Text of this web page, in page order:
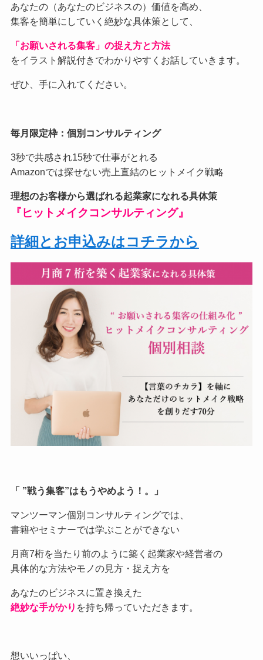
あなたの（あなたのビジネスの）価値を高め、
集客を簡単にしていく絶妙な具体策として、
「お願いされる集客」の捉え方と方法
をイラスト解説付きでわかりやすくお話していきます。
ぜひ、手に入れてください。
毎月限定枠：個別コンサルティング
3秒で共感され15秒で仕事がとれる
Amazonでは探せない売上直結のヒットメイク戦略
理想のお客様から選ばれる起業家になれる具体策
『ヒットメイクコンサルティング』
詳細とお申込みはコチラから
「 ”戦う集客”はもうやめよう！。」
マンツーマン個別コンサルティングでは、
書籍やセミナーでは学ぶことができない
月商7桁を当たり前のように築く起業家や経営者の
具体的な方法やモノの見方・捉え方を
あなたのビジネスに置き換えた
絶妙な手がかり を持ち帰っていただきます。
想いいっぱい、